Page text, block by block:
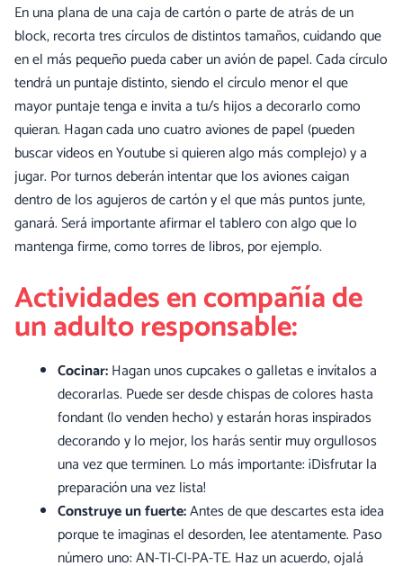
En una plana de una caja de cartón o parte de atrás de un
block, recorta tres círculos de distintos tamaños, cuidando que
en el más pequeño pueda caber un avión de papel. Cada círculo
tendrá un puntaje distinto, siendo el círculo menor el que
mayor puntaje tenga e invita a tu/s hijos a decorarlo como
quieran. Hagan cada uno cuatro aviones de papel (pueden
buscar videos en Youtube si quieren algo más complejo) y a
jugar. Por turnos deberán intentar que los aviones caigan
dentro de los agujeros de cartón y el que más puntos junte,
ganará. Será importante afirmar el tablero con algo que lo
mantenga firme, como torres de libros, por ejemplo.
Actividades en compañía de
un adulto responsable:
Cocinar:Hagan unos cupcakes o galletas e invítalos a
decorarlas. Puede ser desde chispas de colores hasta
fondant (lo venden hecho) y estarán horas inspirados
decorando y lo mejor, los harás sentir muy orgullosos
una vez que terminen. Lo más importante: ¡Disfrutar la
preparación una vez lista!
Construye un fuerte:Antes de que descartes esta idea
porque te imaginas el desorden, lee atentamente. Paso
número uno: AN-TI-CI-PA-TE. Haz un acuerdo, ojalá